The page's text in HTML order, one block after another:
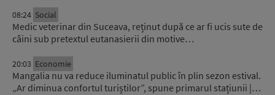
08:24 Social
Medic veterinar din Suceava, reținut după ce ar fi ucis sute de
câini sub pretextul eutanasierii din motive…
20:03 Economie
Mangalia nu va reduce iluminatul public în plin sezon estival.
„Ar diminua confortul turiștilor”, spune primarul stațiunii |…